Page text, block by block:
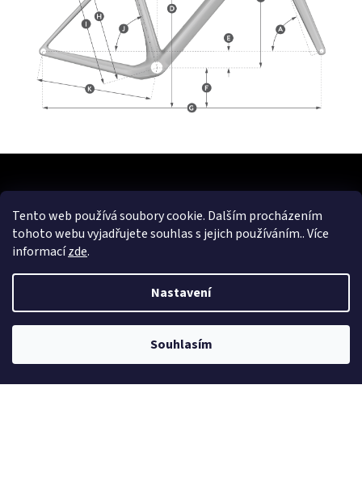
Tento web používá soubory cookie. Dalším procházením
tohoto webu vyjadřujete souhlas s jejich používáním.. Více
informacízde.
Nastavení
Souhlasím
p
Kontakt
eshop@cykloerben.cz
725 316 707
cykloerben
Informace pro vás